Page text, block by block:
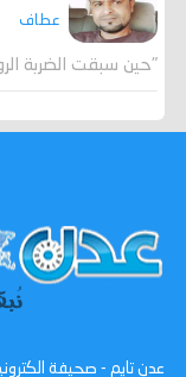
عطاف
"حين سبقت الضربة